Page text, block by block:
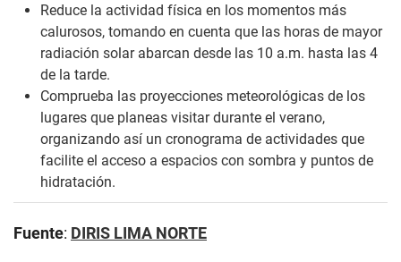
Reduce la actividad física en los momentos más
calurosos, tomando en cuenta que las horas de mayor
radiación solar abarcan desde las 10 a.m. hasta las 4
de la tarde.
Comprueba las proyecciones meteorológicas de los
lugares que planeas visitar durante el verano,
organizando así un cronograma de actividades que
facilite el acceso a espacios con sombra y puntos de
hidratación.
Fuente: DIRIS LIMA NORTE